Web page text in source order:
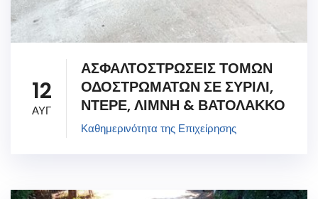
12
ΑΥΓ
ΑΣΦΑΛΤΟΣΤΡΩΣΕΙΣ ΤΟΜΩΝ
ΟΔΟΣΤΡΩΜΑΤΩΝ ΣΕ ΣΥΡΙΛΙ,
ΝΤΕΡΕ, ΛΙΜΝΗ & ΒΑΤΟΛΑΚΚΟ
Καθημερινότητα της Επιχείρησης